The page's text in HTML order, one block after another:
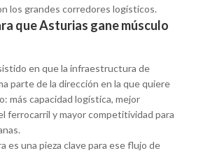
los grandes corredores logísticos.
que Asturias gane músculo
en que la infraestructura de
parte de la dirección en la que quiere
más capacidad logística, mejor
ferrocarril y mayor competitividad para
es una pieza clave para ese flujo de